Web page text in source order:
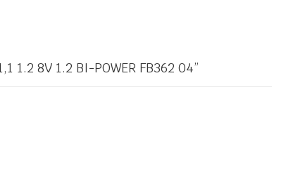
1.2 8V 1.2 BI-POWER FB362 04”